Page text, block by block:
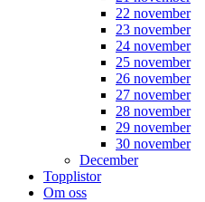
22 november
23 november
24 november
25 november
26 november
27 november
28 november
29 november
30 november
December
Topplistor
Om oss